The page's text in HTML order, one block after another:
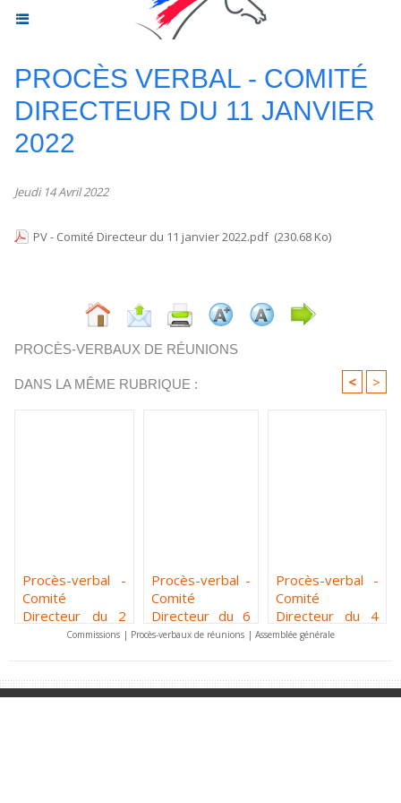
PROCÈS VERBAL - COMITÉ
DIRECTEUR DU 11 JANVIER
2022
Jeudi 14 Avril 2022
PV - Comité Directeur du 11 janvier 2022.pdf (230.68 Ko)
PROCÈS-VERBAUX DE RÉUNIONS
DANS LA MÊME RUBRIQUE : < >
Procès-verbal -
Comité
Directeur du 2
avril 2026
Procès-verbal -
Comité
Directeur du 6
février 2026
Procès-verbal -
Comité
Directeur du 4
décembre 2025
Commissions | Procès-verbaux de réunions | Assemblée générale